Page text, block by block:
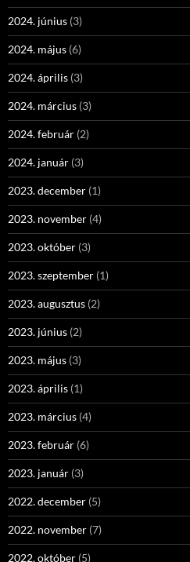
2024. június (3)
2024. május (6)
2024. április (3)
2024. március (3)
2024. február (2)
2024. január (3)
2023. december (1)
2023. november (4)
2023. október (3)
2023. szeptember (1)
2023. augusztus (2)
2023. június (2)
2023. május (3)
2023. április (1)
2023. március (4)
2023. február (6)
2023. január (3)
2022. december (5)
2022. november (7)
2022. október (5)